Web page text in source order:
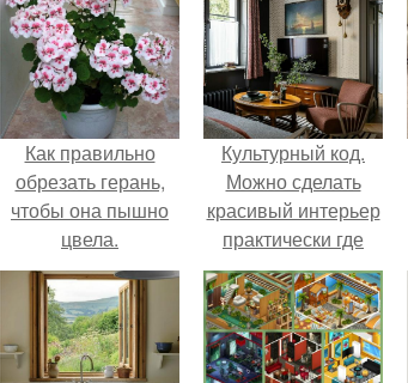
Как правильно
обрезать герань,
чтобы она пышно
цвела.
Культурный код.
Можно сделать
красивый интерьер
практически где
угодно.